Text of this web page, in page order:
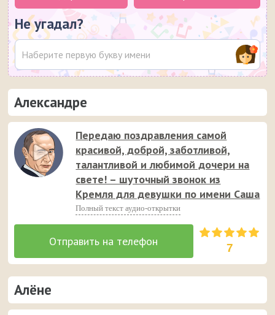
Не угадал?
Александре
Передаю поздравления самой
красивой, доброй, заботливой,
талантливой и любимой дочери на
свете! – шуточный звонок из
Кремля для девушки по имени Саша
Полный текст аудио-открытки
7
Алёне